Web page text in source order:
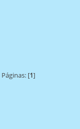
Páginas: [1]